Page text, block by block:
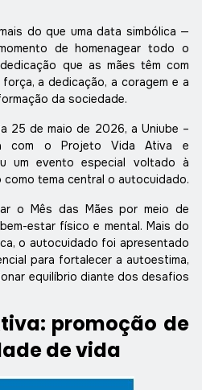
do que uma data simbólica —
de homenagear todo o
que as mães têm com
a dedicação, a coragem e a
da sociedade.
25 de maio de 2026, a Uniube –
com oProjeto Vida Ativa e
um evento especial voltado à
tema central o autocuidado.
o Mês das Mães por meio de
estar físico e mental. Mais do
o autocuidado foi apresentado
para fortalecer a autoestima,
equilíbrio diante dos desafios
promoção de
de vida